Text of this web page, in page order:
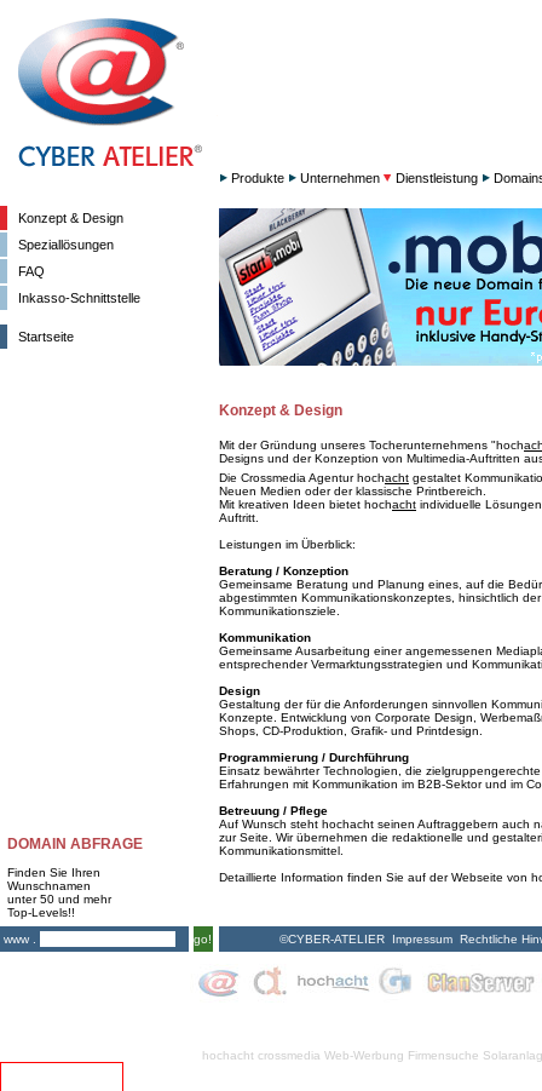
Konzept & Design
Speziallösungen
FAQ
Inkasso-Schnittstelle
Startseite
DOMAIN ABFRAGE
Finden Sie Ihren
Wunschnamen
unter 50 und mehr
Top-Levels!!
www .
go!
Produkte Unternehmen Dienstleistung
Konzept & Design
Mit der Gründung unseres Tocherunternehmens "hoch
Designs und der Konzeption von Multimedia-Auftritten
Die Crossmedia Agentur hochacht gestaltet
Neuen Medien oder der klassische Printbereich.
Mit kreativen Ideen bietet hochacht individuelle
Auftritt.
Leistungen im Überblick:
Beratung / Konzeption
Gemeinsame Beratung und Planung eines, auf die
abgestimmten Kommunikationskonzeptes, hinsichtlich
Kommunikationsziele.
Kommunikation
Gemeinsame Ausarbeitung einer angemessenen
entsprechender Vermarktungsstrategien und
Design
Gestaltung der für die Anforderungen sinnvollen
Konzepte. Entwicklung von Corporate Design,
Shops, CD-Produktion, Grafik- und Printdesign.
Programmierung / Durchführung
Einsatz bewährter Technologien, die
Erfahrungen mit Kommunikation im B2B-Sektor und im
Betreuung / Pflege
Auf Wunsch steht hochacht seinen Auftraggebern auch
zur Seite. Wir übernehmen die redaktionelle und
Kommunikationsmittel.
Detaillierte Information finden Sie auf der Webseite von
©CYBER-ATELIER Impressum Rechtliche
hochacht crossmedia Web-Werbung Firmensuche